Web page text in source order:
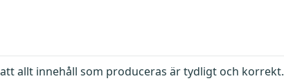
allt innehåll som produceras är tydligt och korrekt.